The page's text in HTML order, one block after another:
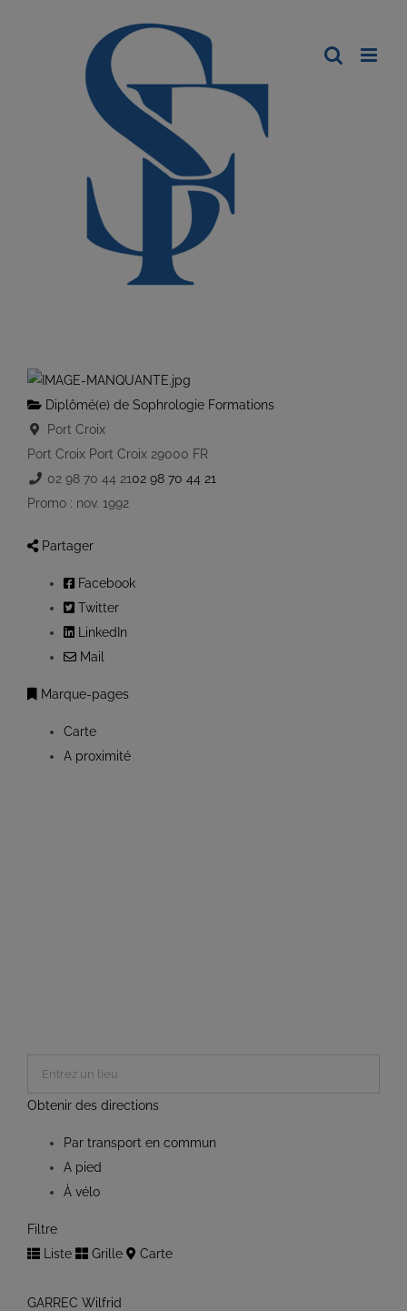
Diplômé(e) de Sophrologie Formations
Port Croix
Port Croix Port Croix 29000 FR
02 98 70 44 2102 98 70 44 21
Promo : nov. 1992
Partager
Facebook
Twitter
LinkedIn
Mail
Marque-pages
Carte
A proximité
Obtenir des directions
Par transport en commun
A pied
À vélo
Filtre
Liste
Grille Carte
GARREC Wilfrid